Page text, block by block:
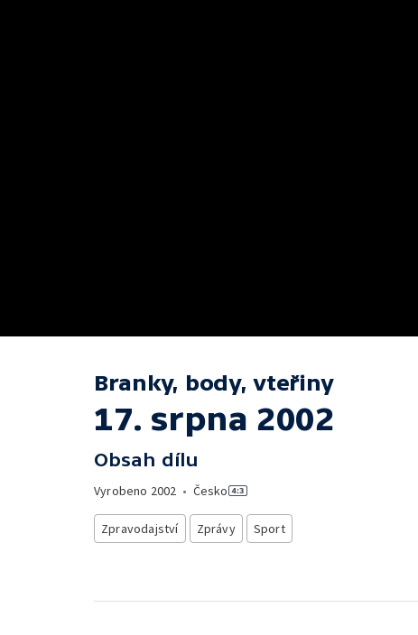
Branky, body, vteřiny
17. srpna 2002
Obsah dílu
Vyrobeno 2002 • Česko
Zpravodajství Zprávy Sport